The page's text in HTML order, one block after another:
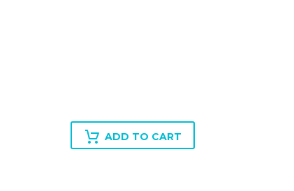
ADD TO CART